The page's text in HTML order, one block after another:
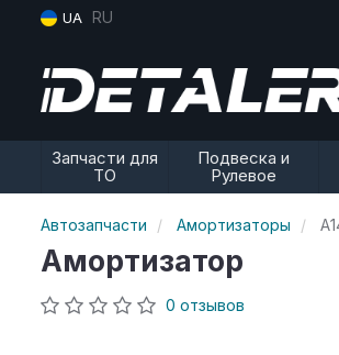
UA RU
Запчасти для
ТО
Подвеска и
Рулевое
Автозапчасти Амортизаторы
Амортизатор
0 отзывов